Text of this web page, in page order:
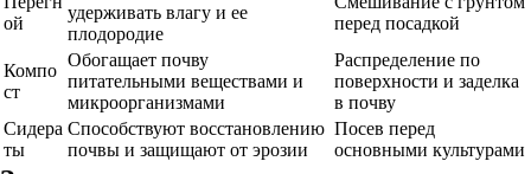
ой
удерживать влагу и ее
плодородие
перед посадкой
Компо
ст
Обогащает почву
питательными веществами и
микроорганизмами
Распределение по
поверхности и заделка
в почву
Сидера
ты
Способствуют восстановлению
почвы и защищают от эрозии
Посев перед
основными культурами